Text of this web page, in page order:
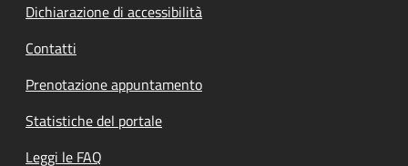
Dichiarazione di accessibilità
Contatti
Prenotazione appuntamento
Statistiche del portale
Leggi le FAQ